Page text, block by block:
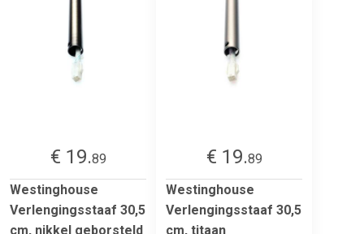
€ 19.89
Westinghouse
Verlengingsstaaf 30,5
cm, nikkel geborsteld
€ 19.89
Westinghouse
Verlengingsstaaf 30,5
cm, titaan